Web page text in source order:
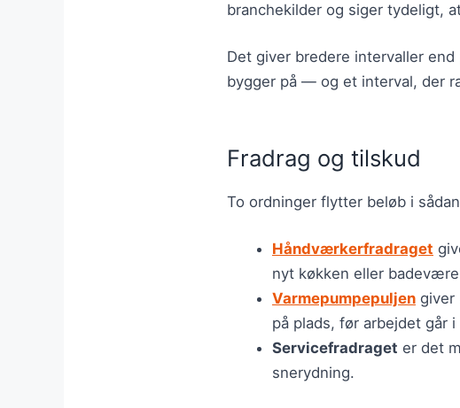
branchekilder og siger tydeligt,
Det giver bredere intervaller
bygger på — og et interval, der
Fradrag og tilskud
To ordninger flytter beløb i
Håndværkerfradraget
nyt køkken eller
Varmepumpepuljen giver
på plads, før arbejdet går i
Servicefradraget er det
snerydning.